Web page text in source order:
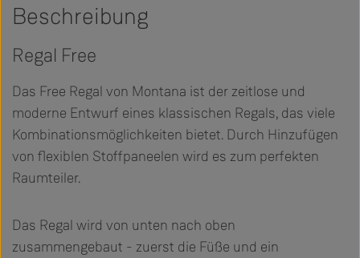
Beschreibung
Regal Free
Das Free Regal von Montana ist der zeitlose und
moderne Entwurf eines klassischen Regals, das viele
Kombinationsmöglichkeiten bietet. Durch Hinzufügen
von flexiblen Stoffpaneelen wird es zum perfekten
Raumteiler.
Das Regal wird von unten nach oben
zusammengebaut - zuerst die Füße und ein